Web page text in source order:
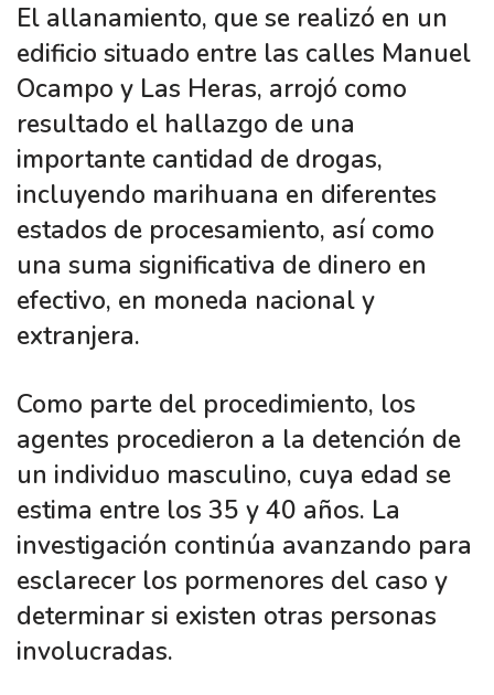
El allanamiento, que se realizó en un
edificio situado entre las calles Manuel
Ocampo y Las Heras, arrojó como
resultado el hallazgo de una
importante cantidad de drogas,
incluyendo marihuana en diferentes
estados de procesamiento, así como
una suma significativa de dinero en
efectivo, en moneda nacional y
extranjera.
Como parte del procedimiento, los
agentes procedieron a la detención de
un individuo masculino, cuya edad se
estima entre los 35 y 40 años. La
investigación continúa avanzando para
esclarecer los pormenores del caso y
determinar si existen otras personas
involucradas.